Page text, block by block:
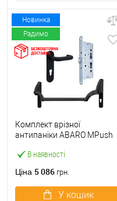
Новинка
Радимо
В наявності
Комплект врізної
антипаніки ABARO МPush
чорний із замком та ручкою
Ціна 5 086 грн.
У кошик